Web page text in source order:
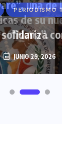
PERIODISMO
JUNIO 29, 2026